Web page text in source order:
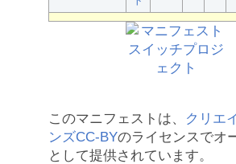
このマニフェストは、
クリエ
ンズCC-BYのライセンスでオ
として提供されています。